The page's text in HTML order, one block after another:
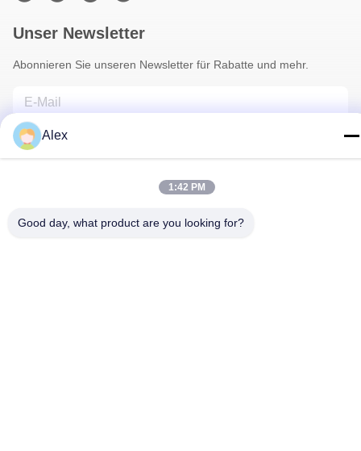
Unser Newsletter
Abonnieren Sie unseren Newsletter für Rabatte und mehr.
Alex
1:42 PM
Good day, what product are you looking for?